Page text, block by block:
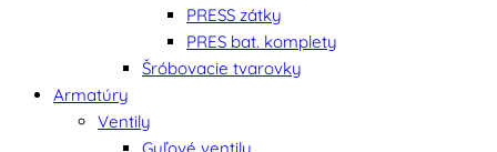
PRESS zátky
PRES bat. komplety
Šróbovacie tvarovky
Armatúry
Ventily